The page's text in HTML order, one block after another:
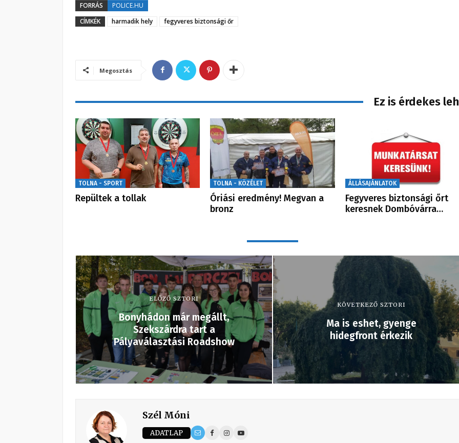
FORRÁS
POLICE.HU
CÍMKÉK
harmadik hely fegyveres biztonsági őr
Megosztás
Ez is érdekes
TOLNA - SPORT
Repültek a tollak
TOLNA - KÖZÉLET
Óriási eredmény! Megvan a
bronz
ÁLLÁSAJÁNLATOK
Fegyveres biztonsági őrt
keresnek Dombóvárra…
ELŐZŐ SZTORI
Bonyhádon már megállt,
Szekszárdra tart a
Pályaválasztási Roadshow
KÖVETKEZŐ SZTORI
Ma is eshet, gyenge
hidegfront érkezik
Szél Móni
ADATLAP